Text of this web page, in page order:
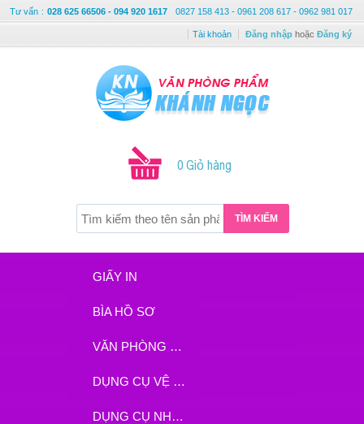
Tư vấn : 028 625 66506 - 094 920 1617 0827 158 413 - 0961 208 617 - 0962 981 017
Tài khoản Đăng nhập hoặc Đăng ký
0 Giỏ hàng
TÌM KIẾM
GIẤY IN
BÌA HỒ SƠ
VĂN PHÒNG PHẨM
DỤNG CỤ VỆ SINH
DỤNG CỤ NHÀ BẾP